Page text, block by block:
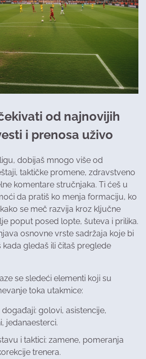
od najnovijih
i prenosa uživo
dobijaš mnogo više od
taktičke promene, zdravstveno
komentare stručnjaka. Ti ćeš u
da pratiš ko menja formaciju, ko
se meč razvija kroz ključne
poput posed lopte, šuteva i prilika.
osnovne vrste sadržaja koje bi
gledaš ili čitaš preglede
se sledeći elementi koji su
toka utakmice:
golovi, asistencije,
jedanaesterci.
i taktici: zamene, pomeranja
trenera.